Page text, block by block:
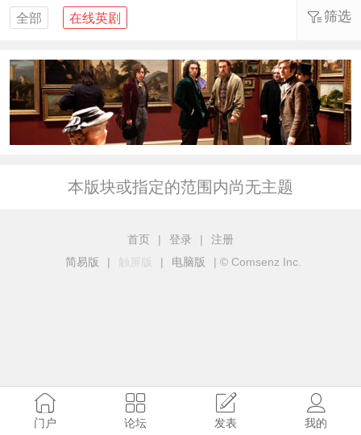
全部 在线英剧 筛选
本版块或指定的范围内尚无主题
首页 | 登录 |
注册
简易版
| 触屏版 | 电脑版 | © Comsenz Inc.
门户 论坛 发表 我的